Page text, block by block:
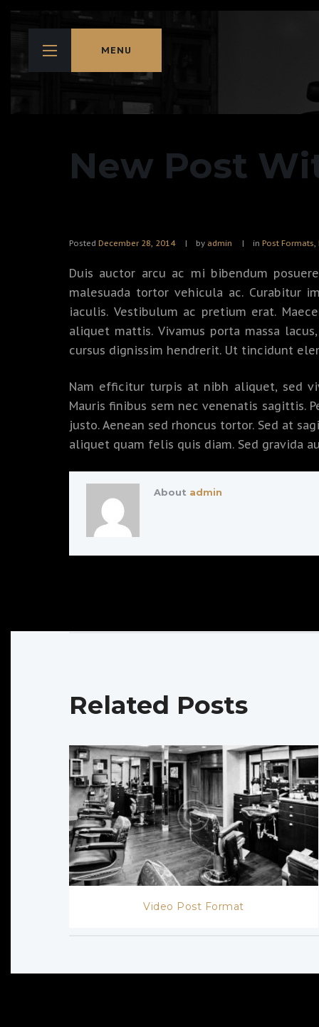
MENU
New Post
Posted December 28, 2014 by admin in Post Formats,
Duis auctor arcu ac mi bibendum
malesuada tortor vehicula ac. Curabitur
iaculis. Vestibulum ac pretium erat.
aliquet mattis. Vivamus porta massa
cursus dignissim hendrerit. Ut tincidunt
Nam efficitur turpis at nibh aliquet, sed
Mauris finibus sem nec venenatis sagittis.
justo. Aenean sed rhoncus tortor. Sed at
aliquet quam felis quis diam. Sed gravida
About admin
Related Posts
Video Post Format